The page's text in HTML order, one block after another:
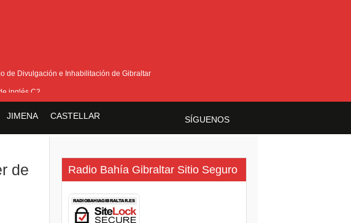
de Divulgación e Inhabilitación de Gibraltar
inglés C2
JIMENA CASTELLAR SÍGUENOS
de
Radio Bahía Gibraltar Sitio Seguro